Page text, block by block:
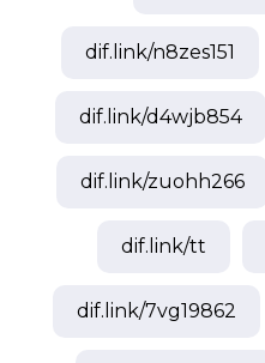
dif.link/n8zes151
dif.link/d4wjb854
dif.link/zuohh266
dif.link/tt
dif.link/7vg19862